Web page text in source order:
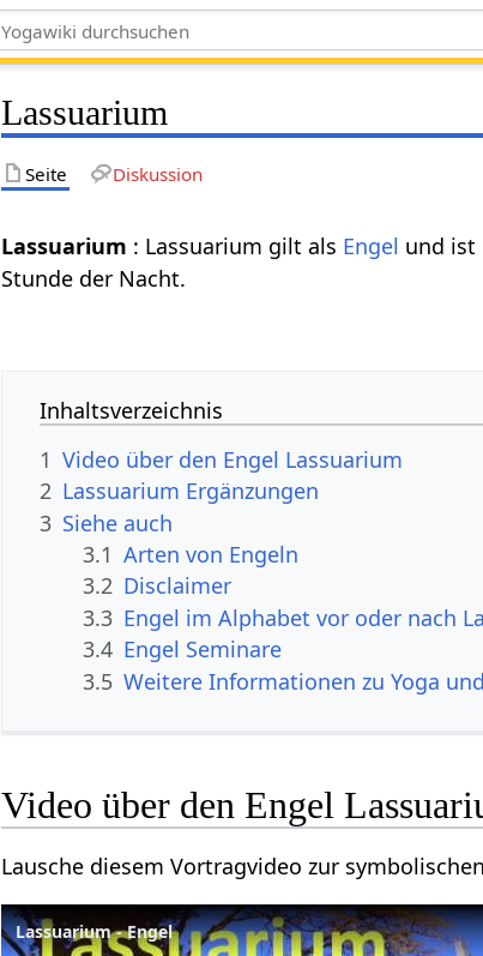
Lassuarium
Seite Diskussion
Lassuarium : Lassuarium gilt als Engel und ist
Stunde der Nacht.
Inhaltsverzeichnis
1 Video über den Engel Lassuarium
2 Lassuarium Ergänzungen
3 Siehe auch
3.1 Arten von Engeln
3.2 Disclaimer
3.3 Engel im Alphabet vor oder nach
3.4 Engel Seminare
3.5 Weitere Informationen zu Yoga
Video über den Engel
Lausche diesem Vortragvideo zur
Lassuarium - Engel